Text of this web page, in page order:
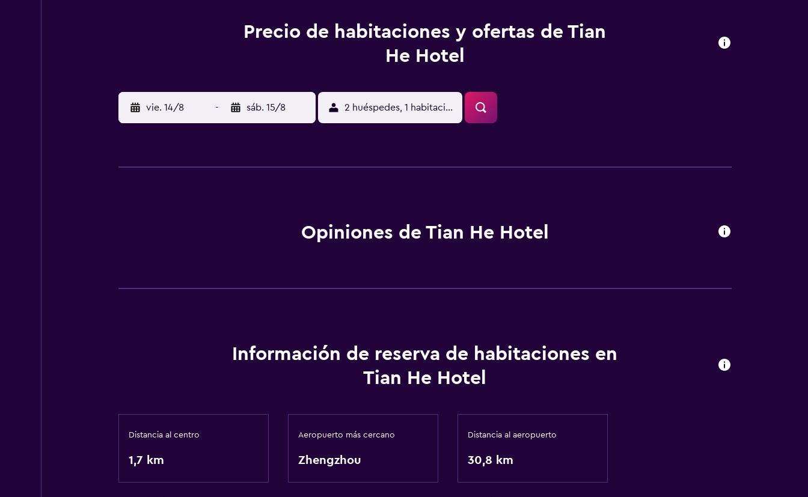
Precio de habitaciones y ofertas de Tian
He Hotel
vie. 14/8 - sáb. 15/8 2 huéspedes, 1 habitación
Opiniones de Tian He Hotel
Información de reserva de habitaciones en
Tian He Hotel
Distancia al centro
1,7 km
Aeropuerto más cercano
Zhengzhou
Distancia al aeropuerto
30,8 km